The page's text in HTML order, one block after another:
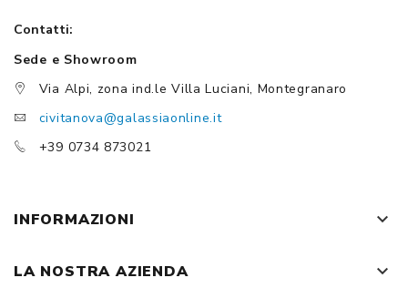
Contatti:
Sede e Showroom
Via Alpi, zona ind.le Villa Luciani, Montegranaro
civitanova@galassiaonline.it
+39 0734 873021
INFORMAZIONI keyboard_arrow_down
LA NOSTRA AZIENDA keyboard_arrow_down